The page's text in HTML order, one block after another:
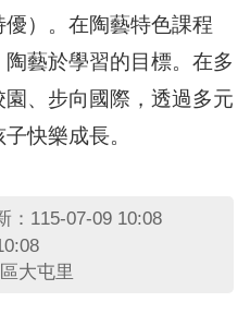
）。在陶藝特色課程
陶藝於學習的目標。在多
、步向國際，透過多元
快樂成長。
：115-07-09 10:08
大屯里